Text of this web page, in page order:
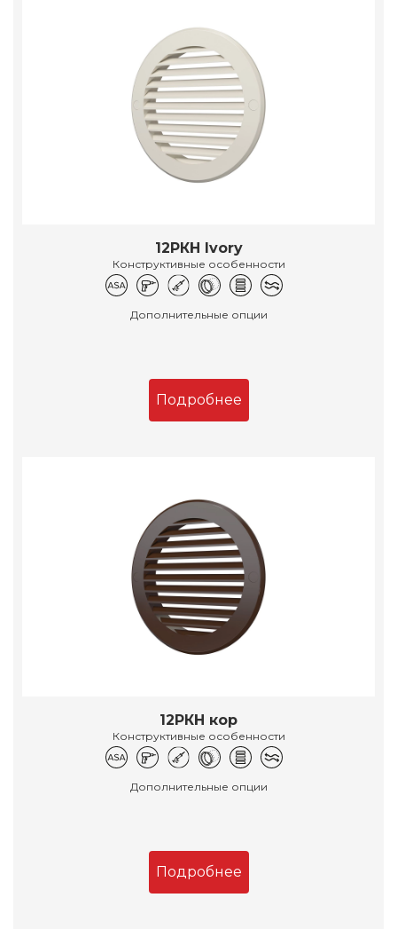
12РКН Ivory
Конструктивные особенности
Дополнительные опции
Подробнее
12РКН кор
Конструктивные особенности
Дополнительные опции
Подробнее